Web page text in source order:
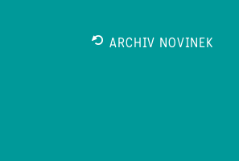
ARCHIV NOVINEK